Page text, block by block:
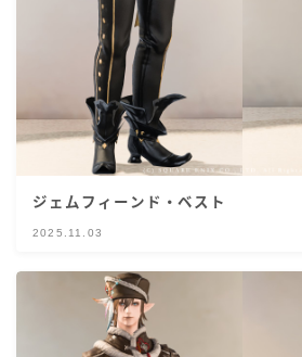
ジェムフィーンド・ベスト
2025.11.03